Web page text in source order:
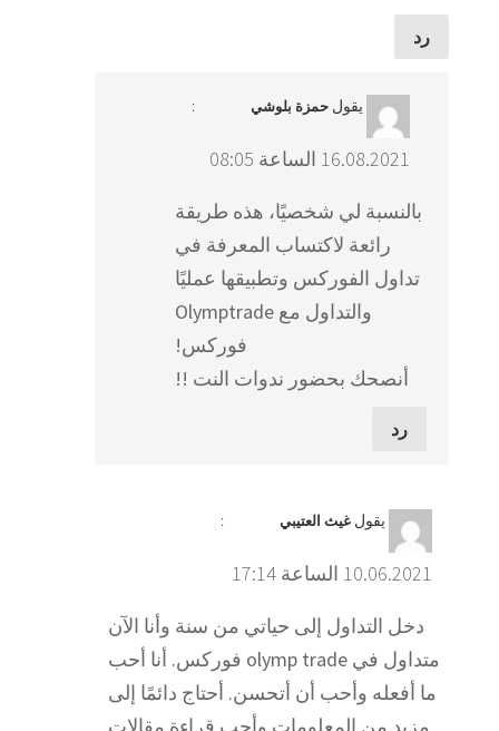
رد
يقول حمزة بلوشي :
16.08.2021 الساعة 08:05
بالنسبة لي شخصيًا، هذه طريقة
رائعة لاكتساب المعرفة في
تداول الفوركس وتطبيقها عمليًا
والتداول مع Olymptrade
فوركس!
أنصحك بحضور ندوات النت !!
رد
يقول غيث العتيبي :
10.06.2021 الساعة 17:14
دخل التداول إلى حياتي من سنة وأنا الآن
متداول في olymp trade فوركس. أنا أحب
ما أفعله وأحب أن أتحسن. أحتاج دائمًا إلى
مزيد من المعلومات وأحب قراءة مقالات